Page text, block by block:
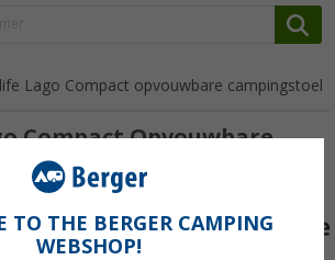
Lago Compact opvouwbare campingstoel
Compact Opvouwbare
Golf Blauw
TO THE BERGER CAMPING
WEBSHOP!